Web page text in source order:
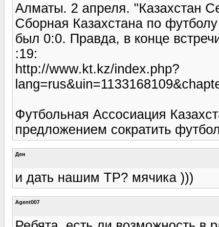
Алматы. 2 апреля. "Казахстан
Сборная Казахстана по
был 0:0. Правда, в конце
:19:
http://www.kt.kz/index.php?
Футбольная Ассосиация
предложением сократить
Ден
и дать нашим ТР? мячика )))
Agent007